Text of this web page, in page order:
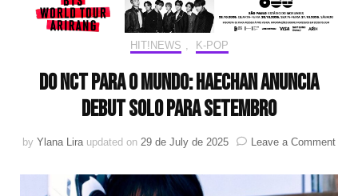
HIT!NEWS K-POP
Do NCT para o mundo: HAECHAN anuncia
debut solo para setembro
by Ylana Lira updated on 29 de July de 2025 Leave a Commenton
NCT
para